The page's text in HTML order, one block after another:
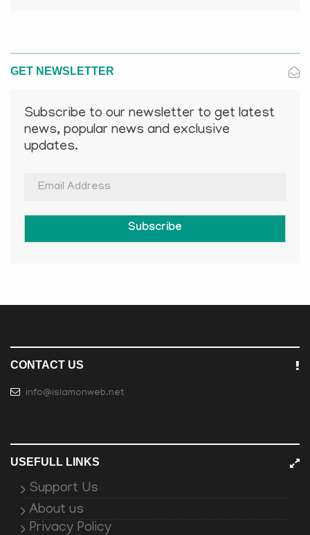
GET NEWSLETTER
Subscribe to our newsletter to get latest
news, popular news and exclusive
updates.
Subscribe
CONTACT US
info@islamonweb.net
USEFULL LINKS
Support Us
About us
Privacy Policy